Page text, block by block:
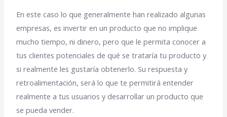
En este caso lo que generalmente han realizado algunas
empresas, es invertir en un producto que no implique
mucho tiempo, ni dinero, pero que le permita conocer a
tus clientes potenciales de qué se trataría tu producto y
si realmente les gustaría obtenerlo. Su respuesta y
retroalimentación, será lo que te permitirá entender
realmente a tus usuarios y desarrollar un producto que
se pueda vender.